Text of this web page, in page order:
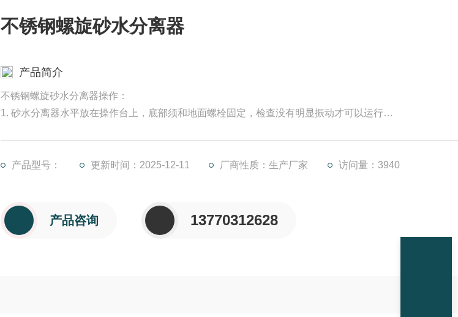
不锈钢螺旋砂水分离器
产品简介
不锈钢螺旋砂水分离器操作：
1. 砂水分离器水平放在操作台上，底部须和地面螺栓固定，检查没有明显振动才可以运行
产品型号：
更新时间：2025-12-11 厂商性质：生产厂家 访问量：3940
产品咨询 13770312628